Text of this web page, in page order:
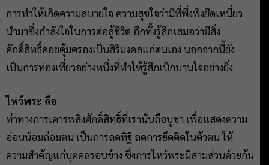
การทำให้เกิดความสบายใจ ความสุขใจว่ามีที่พึ่งพิงยึดเหนี่ยว
นำมาซึ่งกำลังใจในการต่อสู้ชีวิต อีกทั้งรู้สึกเสมอว่ามีสิ่ง
ศักดิ์สิทธิ์คอยคุ้มครองเป็นสิริมงคลแก่ตนเอง นอกจากนี้ยัง
เป็นการท่องเที่ยวอย่างหนึ่งที่ทำให้รู้สึกเบิกบานใจอย่างยิ่ง
ไหว้พระ คือ
ท่าทางการเคารพสิ่งศักดิ์สิทธิ์ที่เรานับถือบูชา เพื่อแสดงความ
อ่อนน้อมถ่อมตน เป็นการลดทิฐิ ลดการยึดติดในตัวตน ให้
ความสำคัญแก่บุคคลรอบข้าง ซึ่งการไหว้พระมีสามส่วนด้วยกัน